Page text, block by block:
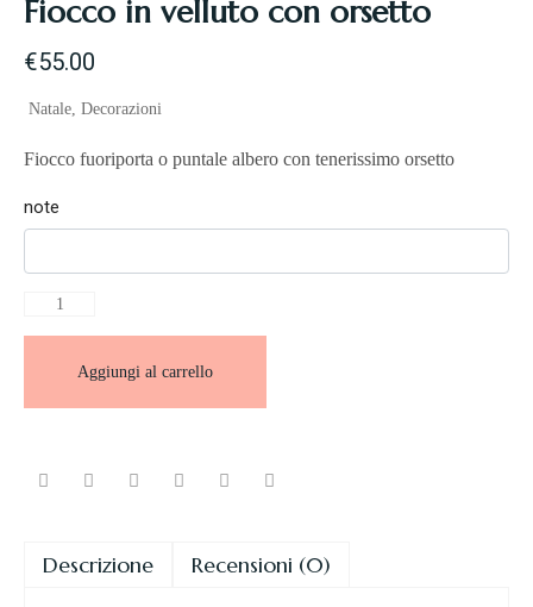
Fiocco in velluto con orsetto
€55.00
Natale, Decorazioni
Fiocco fuoriporta o puntale albero con tenerissimo orsetto
note
Aggiungi al carrello
Descrizione Recensioni (0)